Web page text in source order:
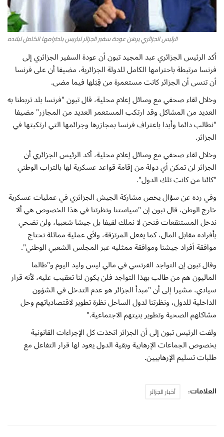
من نحن
سياسة الخصوصية
البنود والشروط
رئيس التحرير
إتصل بنا
الرئيس الجزائري يرهن عودة سفير الجزائر لباريس باحترامها الكامل لبلاده
أكد الرئيس الجزائري عبد المجيد تبون أن عودة السفير الجزائري إلى
فرنسا مرتبطة باحترامها الكامل للدولة الجزائرية، مضيفا أن على فرنسا
أن تنسى أن الجزائر كانت مستعمرة من قِبَلها فيما مضى.
وخلال لقاء صحفي مع وسائل إعلام محلية، قال تبون "فرنسا بلد تربطنا به
العديد من المشاكل وقد ارتكب المستعمر العديد من المجازر" مضيفا
"نطالب دائما وأبدا باعتراف فرنسا بمجازرها وجرائمها التي ارتكبتها في
الجزائر.
وخلال لقاء صحفي مع وسائل إعلام محلية، أكد الرئيس الجزائري أن
الجزائر لن تمكن أي دولة من إقامة قواعد عسكرية لها بالتراب الوطني
"كائنا من كانت تلك الدول".
وفي رده عن سؤال يخص مشاركة الجيش الجزائري في عمليات عسكرية
خارج الوطن، قال تبون إن "سياستنا ونظرتنا في هذا الخصوص هي ألا
ندخل المستنقعات فنحن لا نملك لفيفا بل جيشا شعبيا، ولن نضحي
بأفراده مقابل المال، كما يفعل المرتزقة، ولأي عملية مماثلة نحتاج
موافقة أفراد جيشنا وموافقة ممثليه عبر المجلس الشعبي الوطني".
وقال تبون إن التواجد الفرنسي في مالي ليس وليد اليوم و"طالما
الماليون هم من طالب بهذا التواجد فلن يكون لنا تعقيب عليه، لأنه قرار
سيادي، مشيرا إلى أن "مبدأ الجزائر هو عدم التدخل في الشؤون
الداخلية للدول، ونظرتنا لدول الساحل نظرة تطوير لاقتصادياتهم وحل
مشاكلهم الصحية وتطوير بنيتهم الاجتماعية."
ولفت الرئيس تبون إلى أن الجزائر اتخذت كل الإجراءات القانونية
بخصوص الجماعات الإرهابية وبقية الدول يعود لها قرار التفاعل مع
طلبات تسليم الإرهابيين.
العلامات: أخبار الجزائر